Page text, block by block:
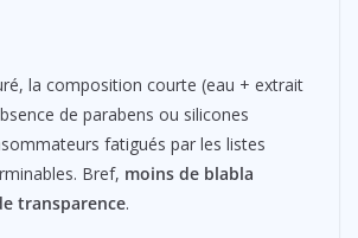
la composition courte (eau + extrait
de parabens ou silicones
fatigués par les listes
Bref, moins de blabla
transparence.